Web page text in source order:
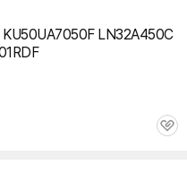
LN32A450C
관